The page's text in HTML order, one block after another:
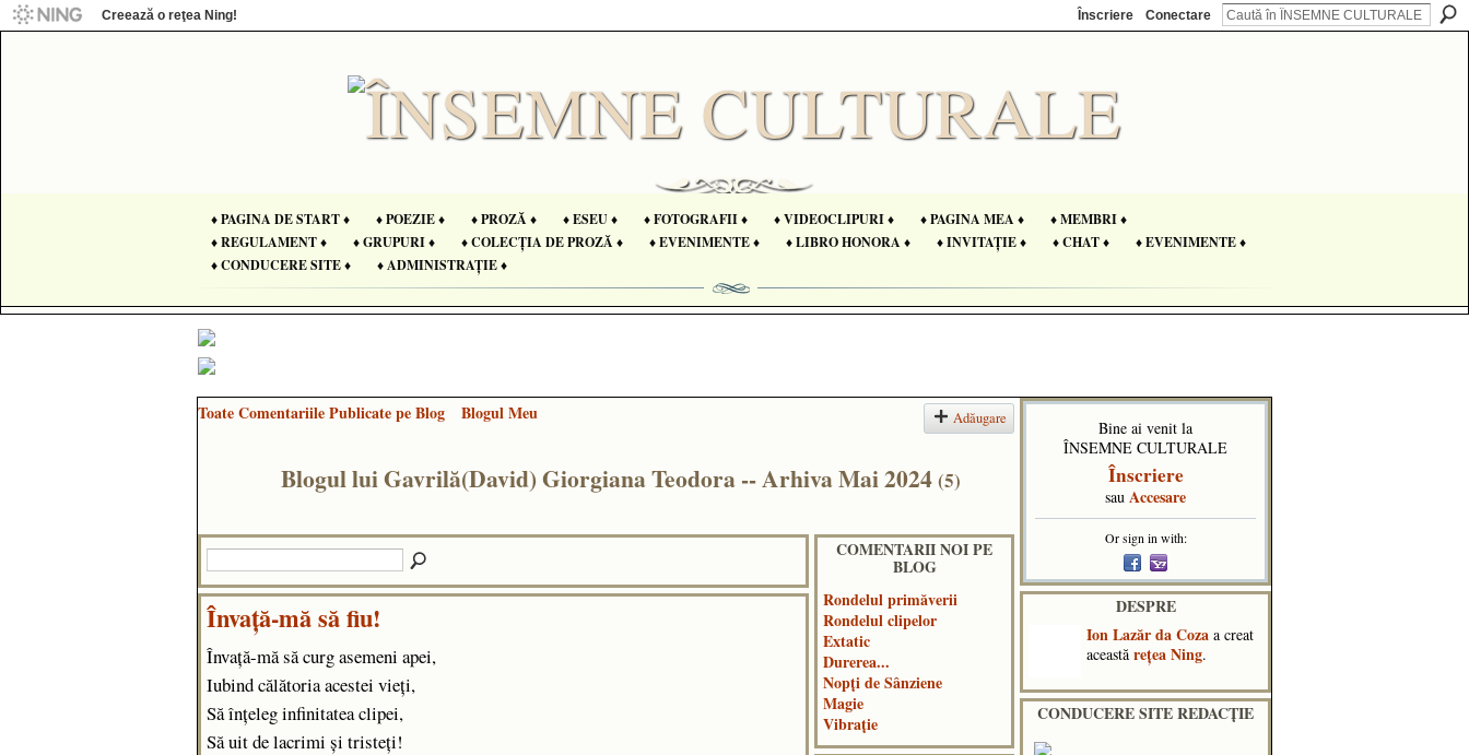
Creează o reţea Ning! Înscriere Conectare
♦ PAGINA DE START ♦ ♦ POEZIE ♦ ♦ PROZĂ ♦ ♦ ESEU ♦ ♦ FOTOGRAFII ♦ ♦ VIDEOCLIPURI ♦ ♦ PAGINA MEA ♦
♦ MEMBRI ♦
♦ REGULAMENT ♦
♦ GRUPURI ♦ ♦ COLECȚIA DE PROZĂ ♦ ♦ EVENIMENTE ♦ ♦ LIBRO HONORA ♦ ♦ INVITAȚIE ♦ ♦ CHAT ♦
♦ EVENIMENTE ♦
♦ CONDUCERE SITE ♦
♦ ADMINISTRAȚIE ♦
Toate Comentariile Publicate pe Blog Blogul Meu Adăugare
Blogul lui Gavrilă(David) Giorgiana Teodora -- Arhiva Mai 2024 (5)
Învață-mă să fiu!
Învață-mă să curg asemeni apei,
Iubind călătoria acestei vieți,
Să înțeleg infinitatea clipei,
Să uit de lacrimi și tristeți!
COMENTARII NOI PE
BLOG
Rondelul primăverii
Rondelul clipelor
Extatic
Durerea...
Nopți de Sânziene
Magie
Vibrație
Bine ai venit la
ÎNSEMNE CULTURALE
Înscriere
sau Accesare
Or sign in with:
DESPRE
Ion Lazăr da Coza a creat
această reţea Ning.
CONDUCERE SITE REDACȚIE